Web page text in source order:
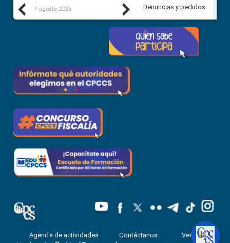
Previous
7 agosto, 2026 6 agosto, 2026
Next
Denuncias y pedidos
Agenda de actividades Contáctanos
Ventanilla